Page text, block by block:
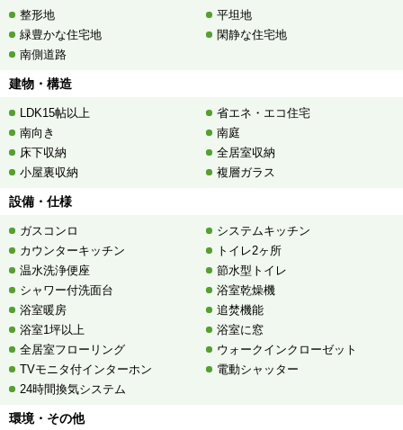
整形地
平坦地
緑豊かな住宅地
閑静な住宅地
南側道路
建物・構造
LDK15帖以上
省エネ・エコ住宅
南向き
南庭
床下収納
全居室収納
小屋裏収納
複層ガラス
設備・仕様
ガスコンロ
システムキッチン
カウンターキッチン
トイレ2ヶ所
温水洗浄便座
節水型トイレ
シャワー付洗面台
浴室乾燥機
浴室暖房
追焚機能
浴室1坪以上
浴室に窓
全居室フローリング
ウォークインクローゼット
TVモニタ付インターホン
電動シャッター
24時間換気システム
環境・その他